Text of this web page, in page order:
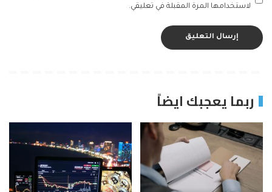
لاستخدامها المرة المقبلة في تعليقي.
ربما يعجبك ايضاً